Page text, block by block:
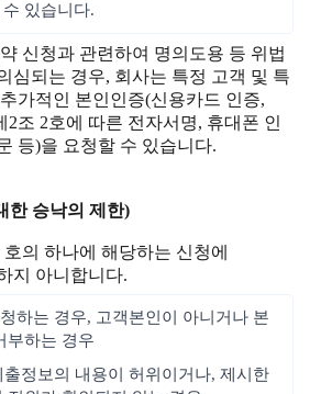
있습니다.
신청과 관련하여 명의도용 등 위법
심되는 경우, 회사는 특정 고객 및 특
가적인 본인인증(신용카드 인증,
2조 2호에 따른 전자서명, 휴대폰 인
등)을 요청할 수 있습니다.
한 승낙의 제한)
의 하나에 해당하는 신청에
지 아니합니다.
하는 경우, 고객본인이 아니거나 본
부하는 경우
출정보의 내용이 허위이거나, 제시한